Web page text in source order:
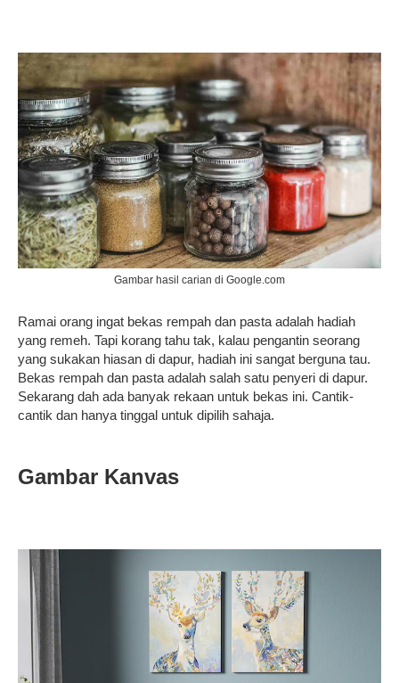
Gambar hasil carian di Google.com
Ramai orang ingat bekas rempah dan pasta adalah hadiah
yang remeh. Tapi korang tahu tak, kalau pengantin seorang
yang sukakan hiasan di dapur, hadiah ini sangat berguna tau.
Bekas rempah dan pasta adalah salah satu penyeri di dapur.
Sekarang dah ada banyak rekaan untuk bekas ini. Cantik-
cantik dan hanya tinggal untuk dipilih sahaja.
Gambar Kanvas